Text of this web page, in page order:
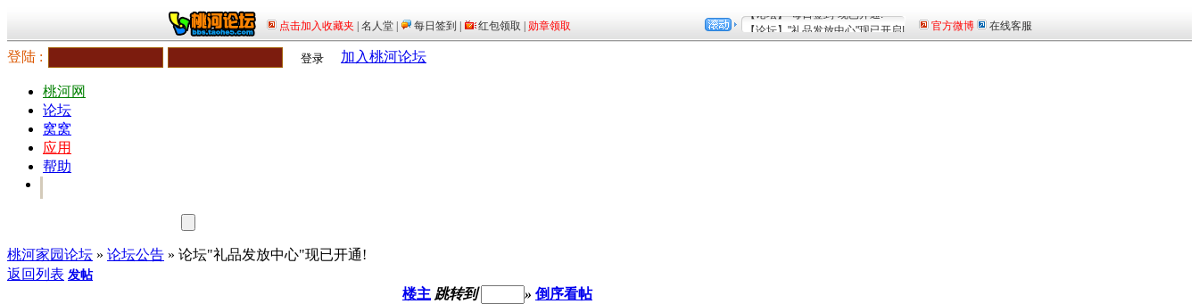
登陆 : 登录 加入桃河论坛
桃河网
论坛
窝窝
应用
帮助
桃河家园论坛 » 论坛公告 » 论坛"礼品发放中心"现已开通!
返回列表 发帖
楼主 跳转到 » 倒序看帖